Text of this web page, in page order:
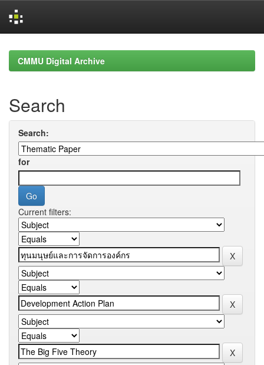
navigationCMMU Digital Archive
Search
Search:
for
Current filters: